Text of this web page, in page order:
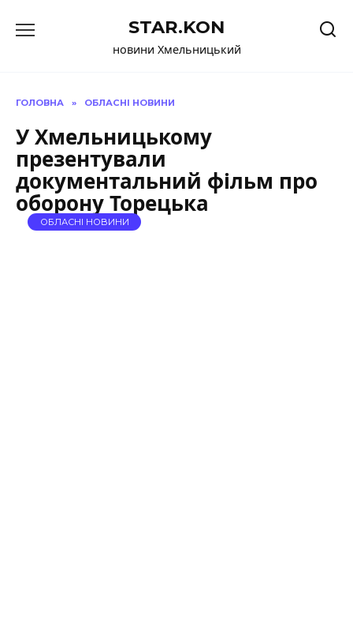
до
STAR.KON
новини Хмельницький
ГОЛОВНА » ОБЛАСНІ НОВИНИ
У Хмельницькому
презентували
документальний фільм про
оборону Торецька
ОБЛАСНІ НОВИНИ